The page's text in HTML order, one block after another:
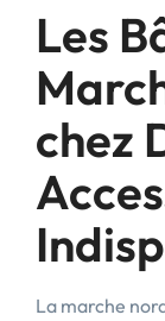
Les
chez
La marche